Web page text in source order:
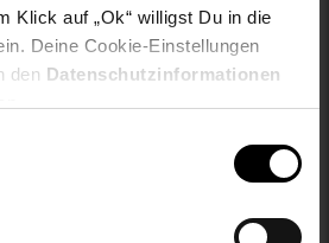
Klick auf „Ok“ willigst Du in die
Deine Cookie-Einstellungen
den Datenschutzinformationen
kein Schuh, keine Tasche, kein
kein Geldbeutel
Angabe
keine Angabe
keine Angabe
bügeln bei max. 150°C